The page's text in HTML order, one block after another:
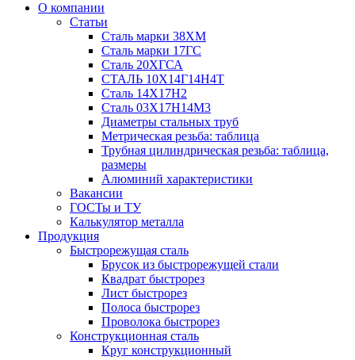
О компании
Статьи
Сталь марки 38ХМ
Сталь марки 17ГС
Сталь 20ХГСА
СТАЛЬ 10Х14Г14Н4Т
Сталь 14Х17Н2
Сталь 03Х17Н14М3
Диаметры стальных труб
Метрическая резьба: таблица
Трубная цилиндрическая резьба: таблица,
размеры
Алюминий характеристики
Вакансии
ГОСТы и ТУ
Калькулятор металла
Продукция
Быстрорежущая сталь
Брусок из быстрорежущей стали
Квадрат быстрорез
Лист быстрорез
Полоса быстрорез
Проволока быстрорез
Конструкционная сталь
Круг конструкционный